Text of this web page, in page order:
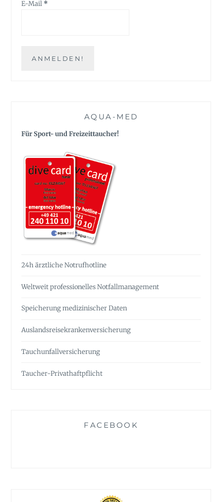
E-Mail *
AQUA-MED
Für Sport- und Freizeittaucher!
24h ärztliche Notrufhotline
Weltweit professionelles Notfall­management
Speicherung medizinischer Daten
Auslandsreise­krankenversicherung
Tauchunfall­versicherung
Taucher-Privathaftpflicht
FACEBOOK